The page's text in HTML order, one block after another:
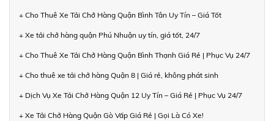
+ Cho Thuê Xe Tải Chở Hàng Quận Bình Tân Uy Tín – Giá Tốt
+ Xe tải chở hàng quận Phú Nhuận uy tín, giá tốt, 24/7
+ Cho Thuê Xe Tải Chở Hàng Quận Bình Thạnh Giá Rẻ | Phục Vụ 24/7
+ Cho thuê xe tải chở hàng Quận 8 | Giá rẻ, không phát sinh
+ Dịch Vụ Xe Tải Chở Hàng Quận 12 Uy Tín – Giá Rẻ | Phục Vụ 24/7
+ Xe Tải Chở Hàng Quận Gò Vấp Giá Rẻ | Gọi Là Có Xe!